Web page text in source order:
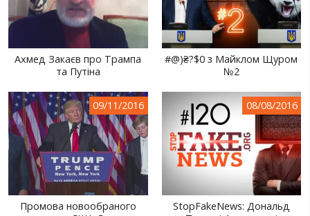
Ахмед Закаєв про Трампа
та Путіна
#@)₴?$0 з Майклом Щуром
№2
09/11/2016
Промова новообраного
08/08/2016
StopFakeNews: Дональд